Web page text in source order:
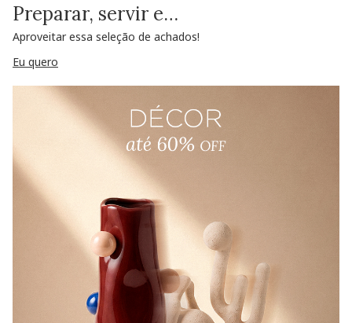
Preparar, servir e…
Aproveitar essa seleção de achados!
Eu quero